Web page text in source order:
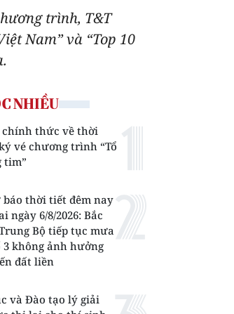
trình, T&T
Nam” và “Top 10
NHIỀU
chính thức về thời
vé chương trình “Tổ
tim”
báo thời tiết đêm nay
ngày 6/8/2026: Bắc
Bộ tiếp tục mưa
3 không ảnh hưởng
đất liền
và Đào tạo lý giải